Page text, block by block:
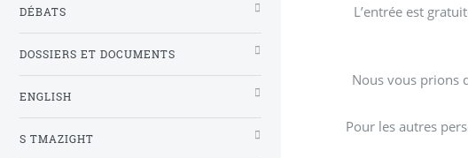
L’entrée est
Pour les autres
DÉBATS
DOSSIERS ET DOCUMENTS
ENGLISH
S TMAZIGHT